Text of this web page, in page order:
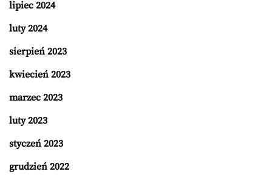
lipiec 2024
luty 2024
sierpień 2023
kwiecień 2023
marzec 2023
luty 2023
styczeń 2023
grudzień 2022